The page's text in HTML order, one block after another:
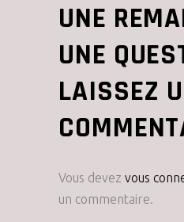
UNE
UNE
LAISSEZ
Vous devez vous
un commentaire.